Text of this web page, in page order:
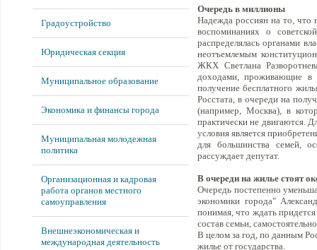
Градоустройство
Юридическая секция
Муниципальное образование
Экономика и финансы города
Муниципальная молодежная
политика
Организационная и кадровая
работа органов местного
самоуправления
Внешнеэкономическая и
международная деятельность
Очередь в миллионы
Надежда россиян на то, что
воспоминаниях о
распределялась органами
неотъемлемым
ЖКХ Светлана
доходами, проживающие в
получение бесплатного
Росстата, в очереди на
(например, Москва), в
практически не двигаются.
условия является
для большинства семей,
рассуждает депутат.
В очереди на жилье стоят
Очередь постепенно
экономики города"
понимая, что ждать
состав семьи,
В целом за год, по данным
жилье от государства.